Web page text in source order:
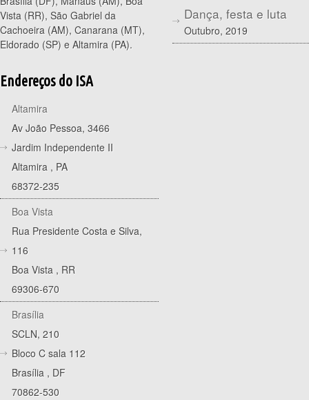
Vista (RR), São Gabriel da
Cachoeira (AM), Canarana (MT),
Eldorado (SP) e Altamira (PA).
Endereços do ISA
Altamira
Av João Pessoa, 3466
Jardim Independente II
Altamira , PA
68372-235
Boa Vista
Rua Presidente Costa e Silva,
116
Boa Vista , RR
69306-670
Brasília
SCLN, 210
Bloco C sala 112
Brasília , DF
70862-530
Dança, festa e luta
Outubro, 2019